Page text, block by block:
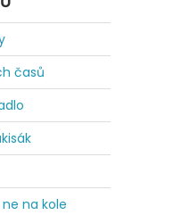
časů
na kole